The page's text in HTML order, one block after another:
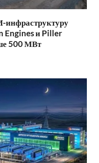
инфраструктуру
Engines и Piller
500 МВт